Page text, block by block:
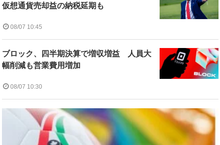
仮想通貨売却益の納税延期も
08/07 10:45
ブロック、四半期決算で増収増益 人員大
幅削減も営業費用増加
08/07 10:30